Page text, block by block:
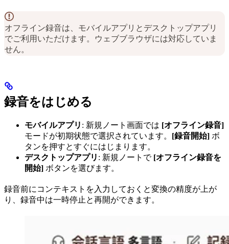
オフライン録音は、モバイルアプリとデスクトップアプリ
でご利用いただけます。ウェブブラウザには対応していま
せん。
録音をはじめる
モバイルアプリ : 新規ノート画面では [オフライン録音]
モードが初期状態で選択されています。 [録音開始] ボ
タンを押すとすぐにはじまります。
デスクトップアプリ : 新規ノートで [オフライン録音を
開始] ボタンを選びます。
録音前にコンテキストを入力しておくと変換の精度が上が
り、録音中は一時停止と再開ができます。